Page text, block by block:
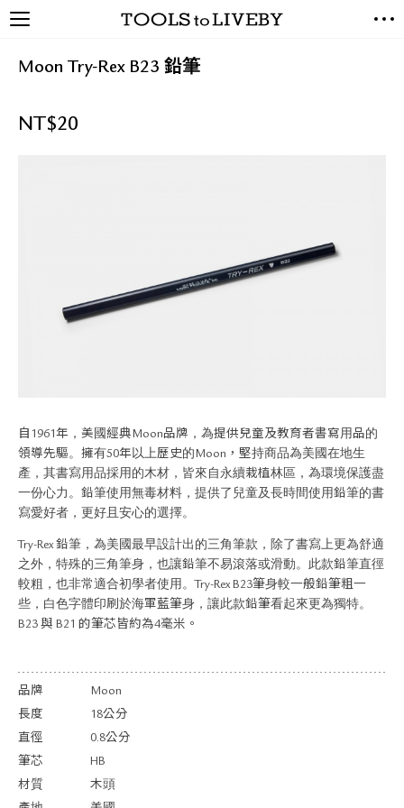
Moon Try-Rex B23 鉛筆
NT$20
自1961年，美國經典Moon品牌，為提供兒童及教育者書寫用品的
領導先驅。擁有50年以上歷史的Moon，堅持商品為美國在地生
產，其書寫用品採用的木材，皆來自永續栽植林區，為環境保護盡
一份心力。鉛筆使用無毒材料，提供了兒童及長時間使用鉛筆的書
寫愛好者，更好且安心的選擇。
Try-Rex 鉛筆，為美國最早設計出的三角筆款，除了書寫上更為舒適
之外，特殊的三角筆身，也讓鉛筆不易滾落或滑動。此款鉛筆直徑
較粗，也非常適合初學者使用。Try-Rex B23筆身較一般鉛筆粗一
些，白色字體印刷於海軍藍筆身，讓此款鉛筆看起來更為獨特。
B23 與 B21 的筆芯皆約為4毫米。
品牌
Moon
長度
18公分
直徑
0.8公分
筆芯
HB
材質
木頭
EXCLUSIVES
LIVING TOOLS
媒體報導
禮拜據點
常見問題
隱私政策
網站地圖